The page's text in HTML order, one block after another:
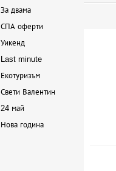
За двама
СПА оферти
Уикенд
Last minute
Екотуризъм
Свети Валентин
24 май
Нова година